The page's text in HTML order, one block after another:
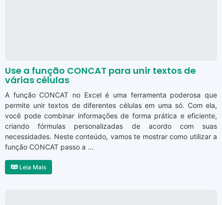
Use a função CONCAT para unir textos de
várias células
A função CONCAT no Excel é uma ferramenta poderosa que
permite unir textos de diferentes células em uma só. Com ela,
você pode combinar informações de forma prática e eficiente,
criando fórmulas personalizadas de acordo com suas
necessidades. Neste conteúdo, vamos te mostrar como utilizar a
função CONCAT passo a ...
Leia Mais